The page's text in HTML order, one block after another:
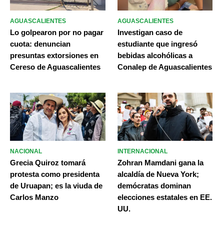
AGUASCALIENTES
Lo golpearon por no pagar
cuota: denuncian
presuntas extorsiones en
Cereso de Aguascalientes
AGUASCALIENTES
Investigan caso de
estudiante que ingresó
bebidas alcohólicas a
Conalep de Aguascalientes
NACIONAL
Grecia Quiroz tomará
protesta como presidenta
de Uruapan; es la viuda de
Carlos Manzo
INTERNACIONAL
Zohran Mamdani gana la
alcaldía de Nueva York;
demócratas dominan
elecciones estatales en EE.
UU.